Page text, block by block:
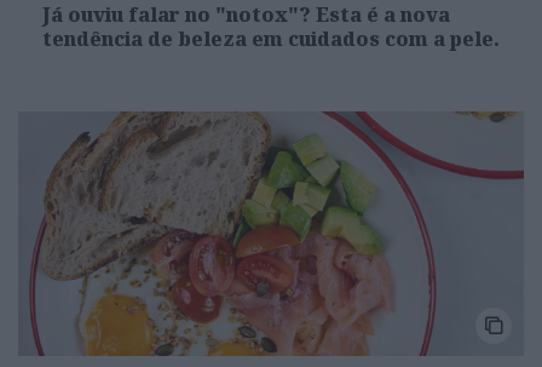
Já ouviu falar no "notox"? Esta é a nova
tendência de beleza em cuidados com a pele.